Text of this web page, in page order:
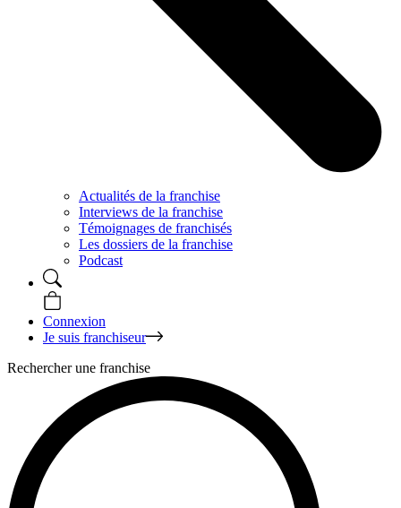
Actualités de la franchise
Interviews de la franchise
Témoignages de franchisés
Les dossiers de la franchise
Podcast
Connexion
Je suis franchiseur
Rechercher une franchise